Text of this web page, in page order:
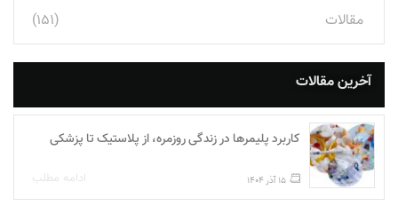
مقالات (151)
آخرین مقالات
کاربرد پلیمرها در زندگی روزمره، از پلاستیک تا پزشکی
15 آذر 1404 ادامه مطلب